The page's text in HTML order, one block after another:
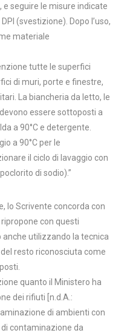
seguire le misure indicate
(svestizione). Dopo l’uso,
materiale
tutte le superfici
di muri, porte e finestre,
La biancheria da letto, le
essere sottoposti a
a 90°C e detergente.
a 90°C per le
il ciclo di lavaggio con
di sodio).”
lo Scrivente concorda con
ripropone con questi
utilizzando la tecnica
resto riconosciuta come
quanto il Ministero ha
dei rifiuti [n.d.A.:
di ambienti con
contaminazione da